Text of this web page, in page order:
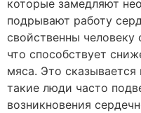
которые замедляют
подрывают работу
свойственны
что способствует
мяса. Это
такие люди часто
возникновения